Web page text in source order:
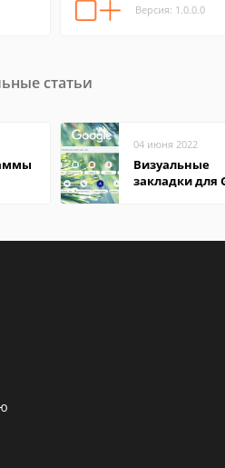
Версия: 1.0.0.0
статьи
04 июня 2022
Визуальные
закладки для